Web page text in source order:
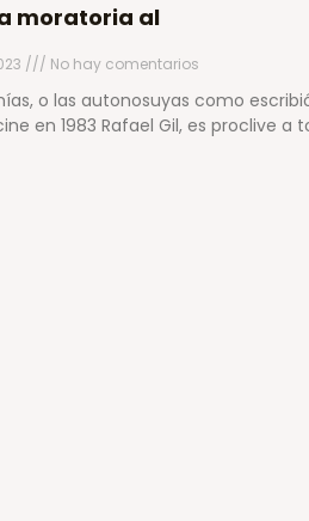
moratoria al
No hay comentarios
o las autonosuyas como
en 1983 Rafael Gil, es proclive a